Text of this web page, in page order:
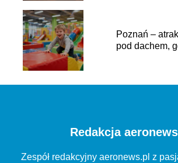
Poznań –
pod dachem,
Redakcja
Zespół redakcyjny aeronews.pl z